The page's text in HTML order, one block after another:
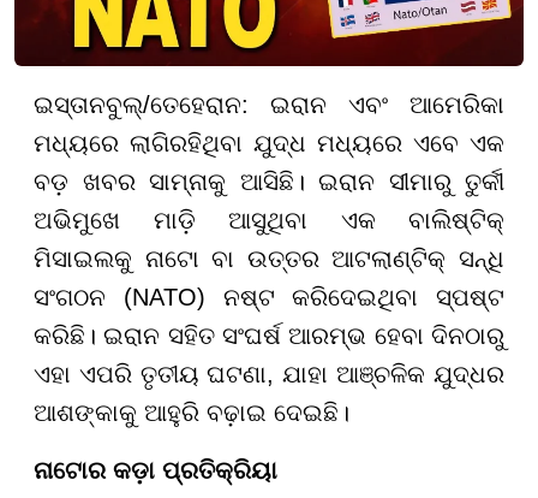
ଇସ୍ତାନବୁଲ୍/ତେହେରାନ: ଇରାନ ଏବଂ ଆମେରିକା
ମଧ୍ୟରେ ଲାଗିରହିଥିବା ଯୁଦ୍ଧ ମଧ୍ୟରେ ଏବେ ଏକ
ବଡ଼ ଖବର ସାମ୍ନାକୁ ଆସିଛି। ଇରାନ ସୀମାରୁ ତୁର୍କୀ
ଅଭିମୁଖେ ମାଡ଼ି ଆସୁଥିବା ଏକ ବାଲିଷ୍ଟିକ୍
ମିସାଇଲକୁ ନାଟୋ ବା ଉତ୍ତର ଆଟଲାଣ୍ଟିକ୍ ସନ୍ଧି
ସଂଗଠନ (NATO) ନଷ୍ଟ କରିଦେଇଥିବା ସ୍ପଷ୍ଟ
କରିଛି। ଇରାନ ସହିତ ସଂଘର୍ଷ ଆରମ୍ଭ ହେବା ଦିନଠାରୁ
ଏହା ଏପରି ତୃତୀୟ ଘଟଣା, ଯାହା ଆଞ୍ଚଳିକ ଯୁଦ୍ଧର
ଆଶଙ୍କାକୁ ଆହୁରି ବଢ଼ାଇ ଦେଇଛି।
ନାଟୋର କଡ଼ା ପ୍ରତିକ୍ରିୟା